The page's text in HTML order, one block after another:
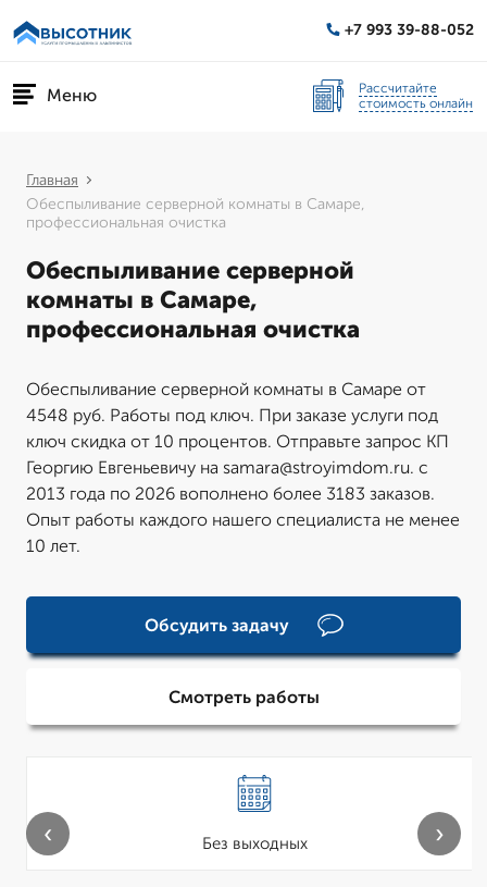
+7 993 39-88-052
Меню
Рассчитайте
стоимость онлайн
Главная
Обеспыливание серверной комнаты в Самаре,
профессиональная очистка
Обеспыливание серверной
комнаты в Самаре,
профессиональная очистка
Обеспыливание серверной комнаты в Самаре от
4548 руб. Работы под ключ. При заказе услуги под
ключ скидка от 10 процентов. Отправьте запрос КП
Георгию Евгеньевичу на samara@stroyimdom.ru. с
2013 года по 2026 вополнено более 3183 заказов.
Опыт работы каждого нашего специалиста не менее
10 лет.
Обсудить задачу
Смотреть работы
Без выходных
‹ ›